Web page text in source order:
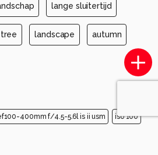
lange sluitertijd
tree landscape autumn
400mm f/4.5-5.6l is ii usm iso 100